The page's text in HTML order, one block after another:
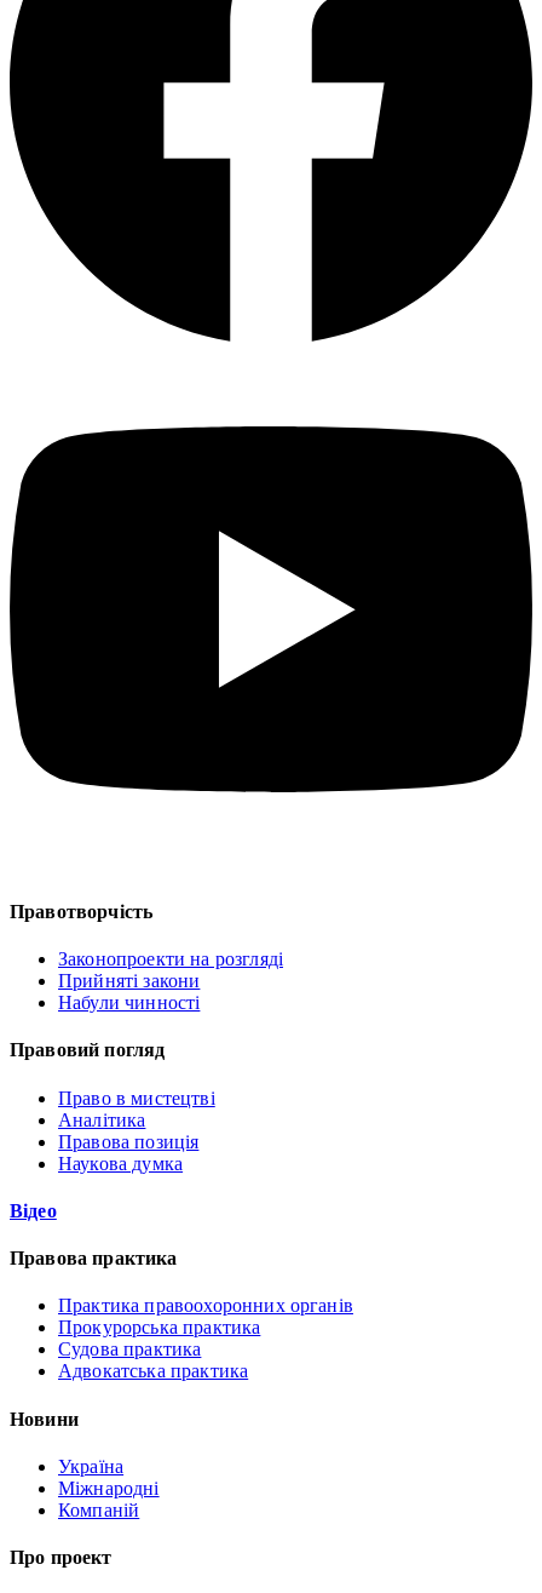
Правотворчість
Законопроекти на розгляді
Прийняті закони
Набули чинності
Правовий погляд
Право в мистецтві
Аналітика
Правова позиція
Наукова думка
Відео
Правова практика
Практика правоохоронних органів
Прокурорська практика
Судова практика
Адвокатська практика
Новини
Україна
Міжнародні
Компаній
Про проект